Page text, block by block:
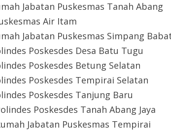
Jabatan Puskesmas Tanah Abang
Air Itam
Jabatan Puskesmas Simpang
Poskesdes Desa Batu Tugu
Poskesdes Betung Selatan
Poskesdes Tempirai Selatan
Poskesdes Tanjung Baru
Poskesdes Tanah Abang Jaya
Jabatan Puskesmas Tempirai